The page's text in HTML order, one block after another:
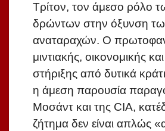
Τρίτον, τον άμεσο ρόλο
δρώντων στην όξυνση
αναταραχών. Ο
μιντιακής, οικονομικής
στήριξης από δυτικά
η άμεση παρουσία
Μοσάντ και της CIA,
ζήτημα δεν είναι απλώς